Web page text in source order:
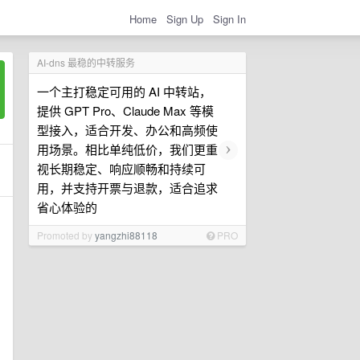
Home Sign Up Sign In
AI-dns 最稳的中转服务
一个主打稳定可用的 AI 中转站，
提供 GPT Pro、Claude Max 等模
型接入，适合开发、办公和高频使
用场景。相比单纯低价，我们更重
视长期稳定、响应顺畅和持续可
用，并支持开票与退款，适合追求
省心体验的
›
Promoted byyangzhi88118 PRO